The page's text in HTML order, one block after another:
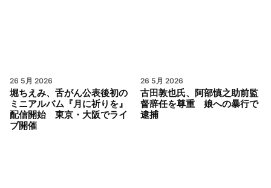
26 5月 2026
堀ちえみ、舌がん公表後初の
ミニアルバム『月に祈りを』
配信開始 東京・大阪でライ
ブ開催
26 5月 2026
古田敦也氏、阿部慎之助前監
督辞任を尊重 娘への暴行で
逮捕